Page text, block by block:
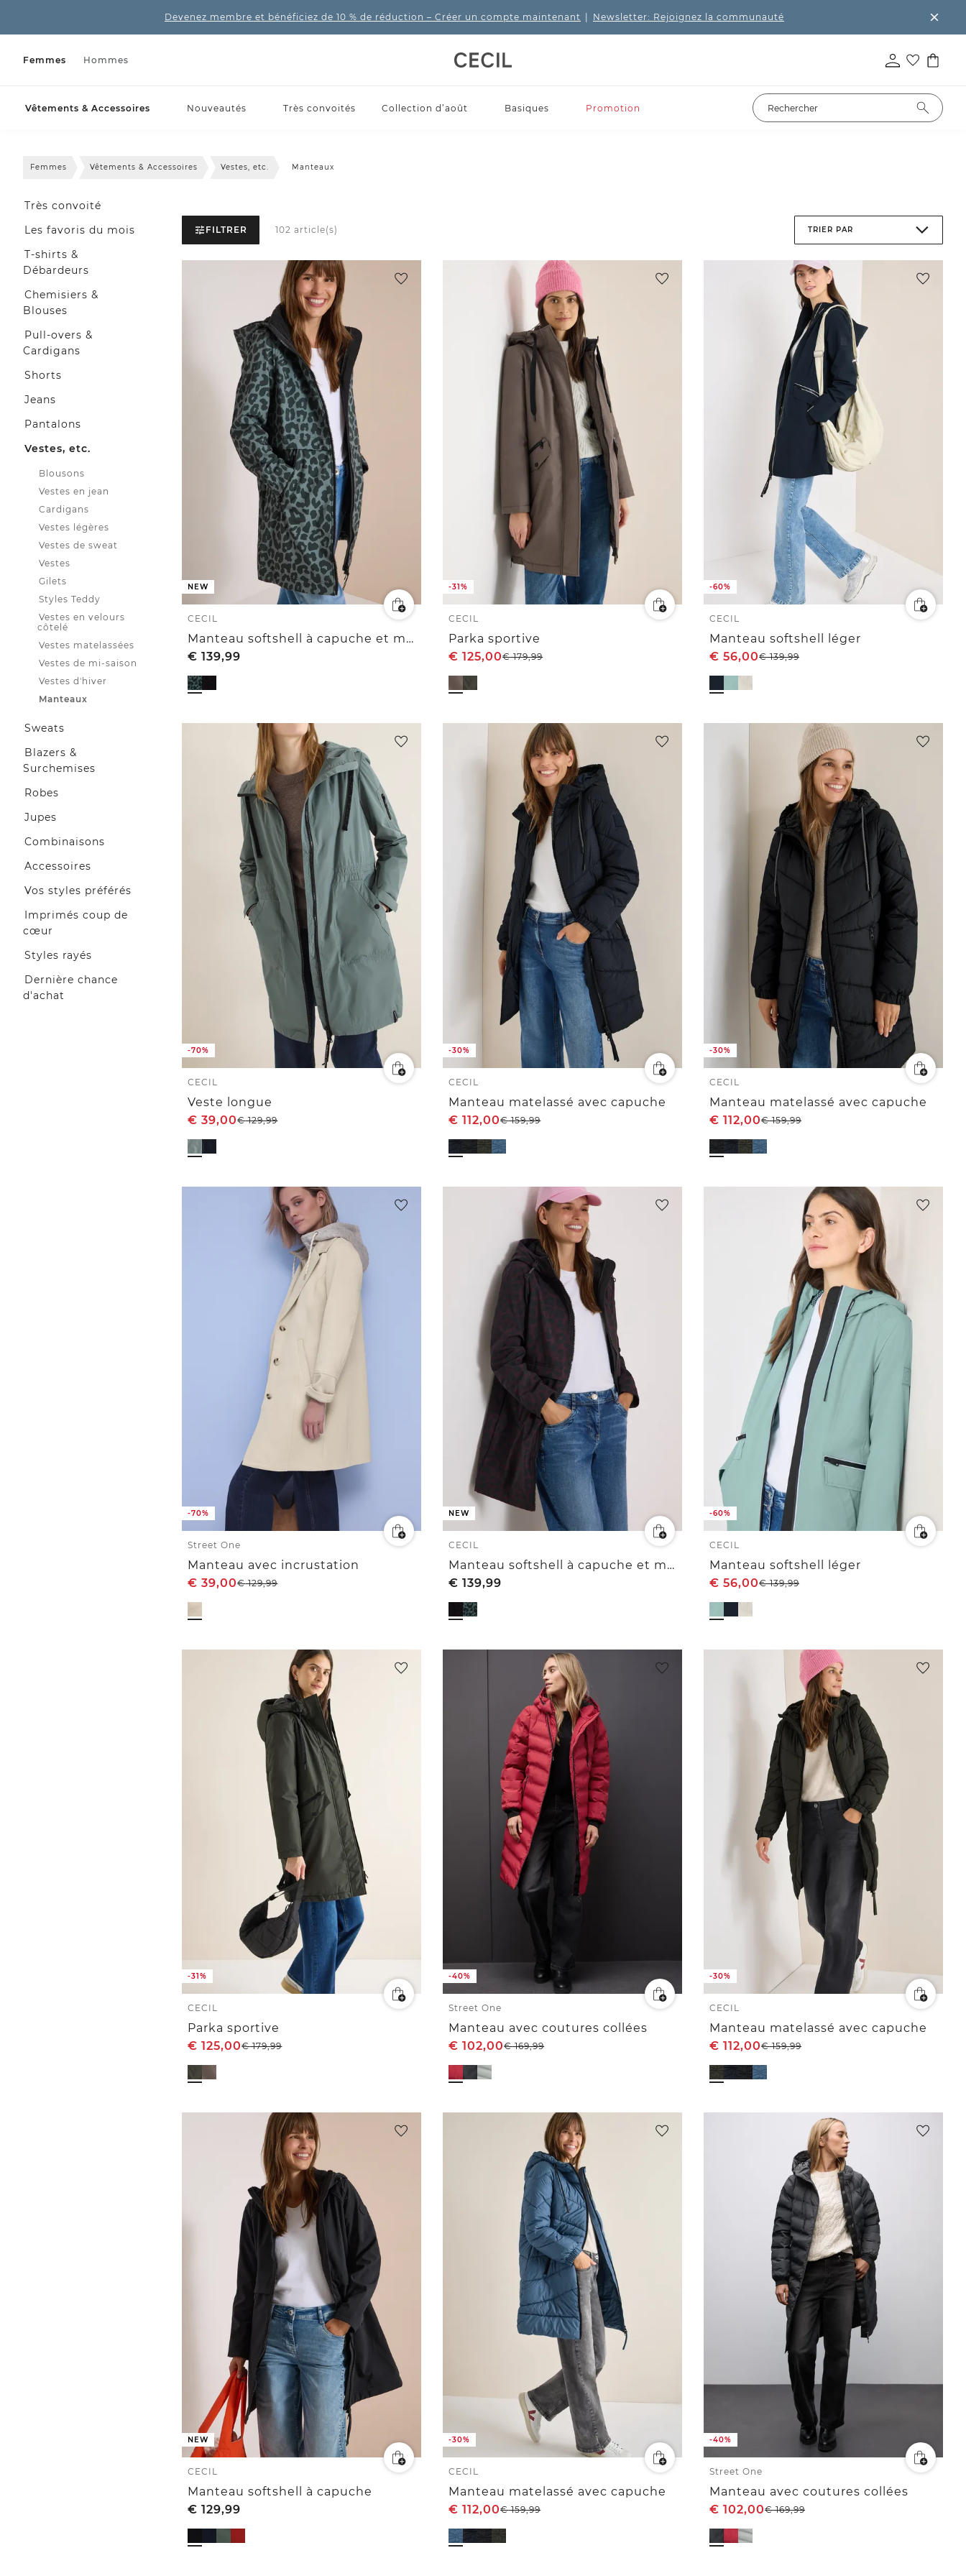
Devenez membre et bénéficiez de 10 % de réduction – Créer un compte maintenant Newsletter: Rejoignez la communauté
Femmes Hommes
Vêtements & Accessoires Nouveautés Très convoités Collection d’août Basiques Promotion
Femmes Vêtements & Accessoires Vestes, etc. Manteaux
Très convoité
Les favoris du mois
T-shirts &
Débardeurs
Chemisiers &
Blouses
Pull-overs &
Cardigans
Shorts
Jeans
Pantalons
Vestes, etc.
Blousons
Vestes en jean
Cardigans
Vestes légères
Vestes de sweat
Vestes
Gilets
Styles Teddy
Vestes en velours
côtelé
Vestes matelassées
Vestes de mi-saison
Vestes d'hiver
Manteaux
Sweats
Blazers &
Surchemises
Robes
Jupes
Combinaisons
Accessoires
Vos styles préférés
Imprimés coup de
cœur
Styles rayés
Dernière chance
d'achat
FILTRER 102 article(s) TRIER PAR
NEW
CECIL
Manteau softshell à capuche et motif léopard
€ 139,99
-31%
CECIL
Parka sportive
€ 125,00€179,99
-60%
CECIL
Manteau softshell léger
€ 56,00€139,99
-70%
CECIL
Veste longue
€ 39,00€129,99
-30%
CECIL
Manteau matelassé avec capuche
€ 112,00€159,99
-30%
CECIL
Manteau matelassé avec capuche
€ 112,00€159,99
-70%
Street One
Manteau avec incrustation
€ 39,00€129,99
NEW
CECIL
Manteau softshell à capuche et motif léopard
€ 139,99
-60%
CECIL
Manteau softshell léger
€ 56,00€139,99
-31%
CECIL
Parka sportive
€ 125,00€179,99
-40%
Street One
Manteau avec coutures collées
€ 102,00€169,99
-30%
CECIL
Manteau matelassé avec capuche
€ 112,00€159,99
NEW
CECIL
Manteau softshell à capuche
€ 129,99
-30%
CECIL
Manteau matelassé avec capuche
€ 112,00€159,99
-40%
Street One
Manteau avec coutures collées
€ 102,00€169,99